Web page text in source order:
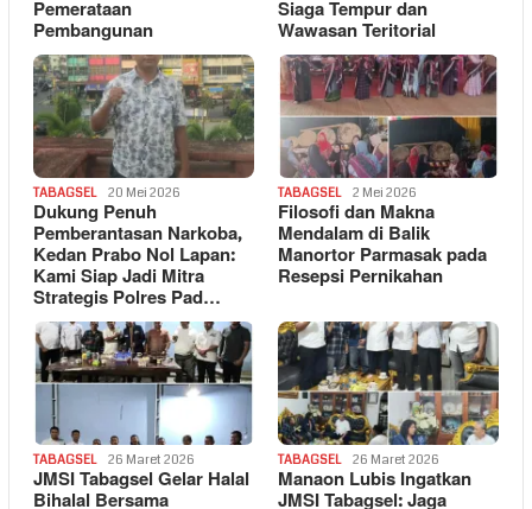
Pemerataan
Pembangunan
Siaga Tempur dan
Wawasan Teritorial
TABAGSEL 20 Mei 2026
Dukung Penuh
Pemberantasan Narkoba,
Kedan Prabo Nol Lapan:
Kami Siap Jadi Mitra
Strategis Polres Pad…
TABAGSEL 2 Mei 2026
Filosofi dan Makna
Mendalam di Balik
Manortor Parmasak pada
Resepsi Pernikahan
TABAGSEL 26 Maret 2026
JMSI Tabagsel Gelar Halal
Bihalal Bersama
TABAGSEL 26 Maret 2026
Manaon Lubis Ingatkan
JMSI Tabagsel: Jaga